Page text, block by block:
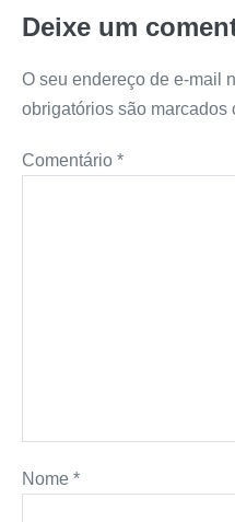
Deixe um
O seu endereço de e-mail
obrigatórios são marcados
Comentário *
Nome *